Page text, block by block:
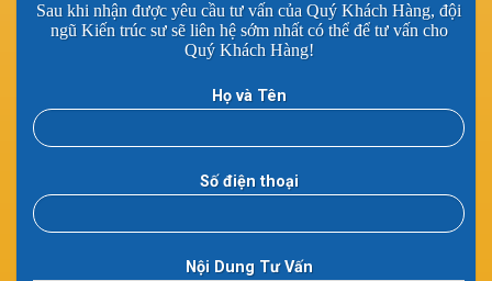
Sau khi nhận được yêu cầu tư vấn của Quý Khách Hàng, đội
ngũ Kiến trúc sư sẽ liên hệ sớm nhất có thể để tư vấn cho
Quý Khách Hàng!
Họ và Tên
Số điện thoại
Nội Dung Tư Vấn